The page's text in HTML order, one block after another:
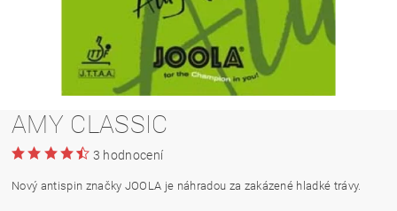
AMY CLASSIC
3 hodnocení
Nový antispin značky JOOLA je náhradou za zakázené hladké trávy.